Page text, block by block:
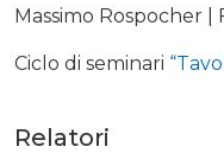
Massimo Rospocher |
Ciclo di seminari
Relatori